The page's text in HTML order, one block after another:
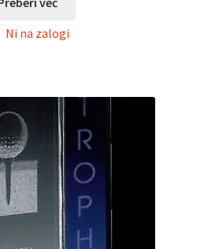
Ni na zalogi